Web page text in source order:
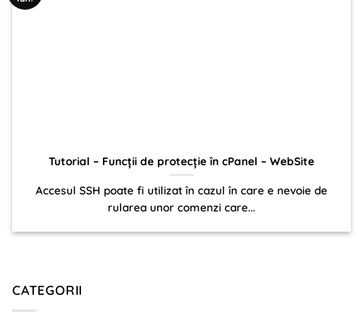
Tutorial – Funcții de protecție în cPanel – WebSite
Accesul SSH poate fi utilizat în cazul în care e nevoie de
rularea unor comenzi care...
CATEGORII